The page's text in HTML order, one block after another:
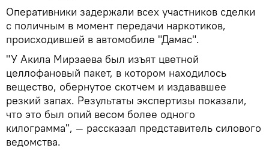
Оперативники задержали всех участников сделки
с поличным в момент передачи наркотиков,
происходившей в автомобиле "Дамас".
"У Акила Мирзаева был изъят цветной
целлофановый пакет, в котором находилось
вещество, обернутое скотчем и издававшее
резкий запах. Результаты экспертизы показали,
что это был опий весом более одного
килограмма", — рассказал представитель силового
ведомства.